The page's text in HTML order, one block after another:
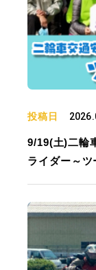
投稿日
9/19(土)二輪
ライダー～